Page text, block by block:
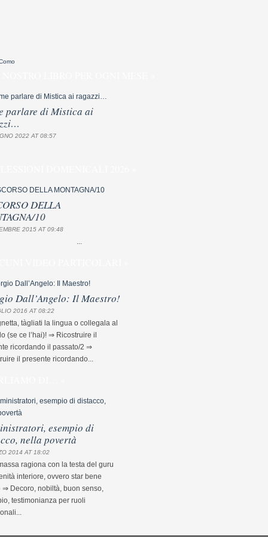
parlare di Mistica ai
2022 AT 08:57
DELLA
10
2015 AT 09:48
Dall’Angelo: Il Maestro!
2016 AT 08:22
tàgliati la lingua o collegala al
(se ce l’hai)! ⇒ Ricostruire il
ricordando il passato/2 ⇒
il presente ricordando...
esempio di
nella povertà
2014 AT 18:02
ragiona con la testa del guru
interiore, ovvero star bene
⇒ Decoro, nobiltà, buon senso,
testimonianza per ruoli